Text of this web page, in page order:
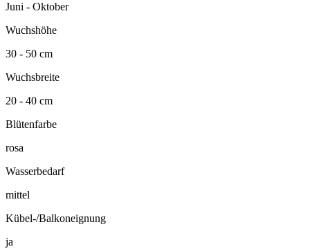
Juni - Oktober
Wuchshöhe
30 - 50 cm
Wuchsbreite
20 - 40 cm
Blütenfarbe
rosa
Wasserbedarf
mittel
Kübel-/Balkoneignung
ja